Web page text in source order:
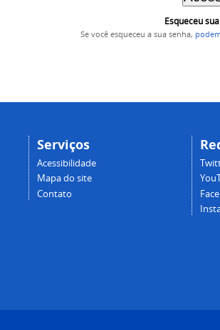
Esqueceu
Se você esqueceu a sua senha,
Serviços
Acessibilidade
Mapa do site
Contato